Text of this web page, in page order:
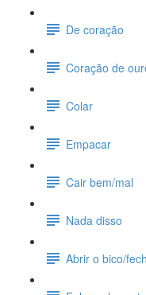
De coração
Coração de
Colar
Empacar
Cair bem/mal
Nada disso
Abrir o bico/